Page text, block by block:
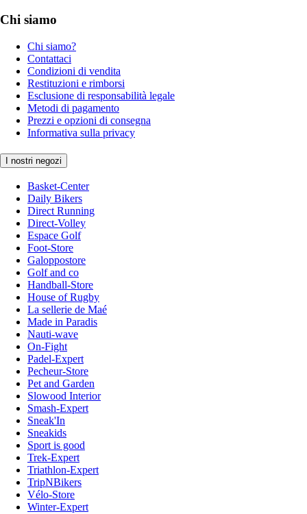
Chi siamo
Chi siamo?
Contattaci
Condizioni di vendita
Restituzioni e rimborsi
Esclusione di responsabilità legale
Metodi di pagamento
Prezzi e opzioni di consegna
Informativa sulla privacy
I nostri negozi
Basket-Center
Daily Bikers
Direct Running
Direct-Volley
Espace Golf
Foot-Store
Galoppostore
Golf and co
Handball-Store
House of Rugby
La sellerie de Maé
Made in Paradis
Nauti-wave
On-Fight
Padel-Expert
Pecheur-Store
Pet and Garden
Slowood Interior
Smash-Expert
Sneak'In
Sneakids
Sport is good
Trek-Expert
Triathlon-Expert
TripNBikers
Vélo-Store
Winter-Expert